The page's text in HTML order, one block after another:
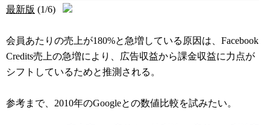
最新版 (1/6)
会員あたりの売上が180%と急増している原因は、Facebook
Credits売上の急増により、広告収益から課金収益に力点が
シフトしているためと推測される。
参考まで、2010年のGoogleとの数値比較を試みたい。